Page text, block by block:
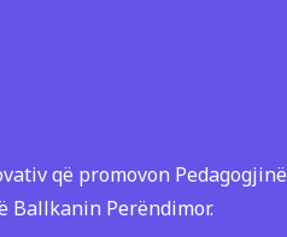
që promovon Pedagogjinë
Ballkanin Perëndimor.